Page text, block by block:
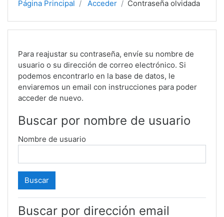
Página Principal Acceder Contraseña olvidada
Para reajustar su contraseña, envíe su nombre de
usuario o su dirección de correo electrónico. Si
podemos encontrarlo en la base de datos, le
enviaremos un email con instrucciones para poder
acceder de nuevo.
Buscar por nombre de usuario
Nombre de usuario
Buscar por dirección email